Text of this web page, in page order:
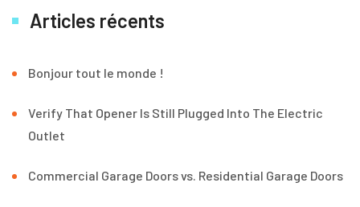
Articles récents
Bonjour tout le monde !
Verify That Opener Is Still Plugged Into The Electric
Outlet
Commercial Garage Doors vs. Residential Garage Doors